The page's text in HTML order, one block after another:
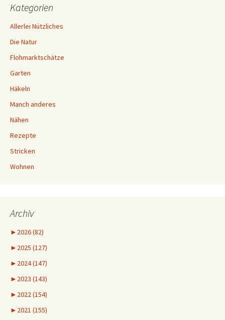
Kategorien
Allerlei Nützliches
Die Natur
Flohmarktschätze
Garten
Häkeln
Manch anderes
Nähen
Rezepte
Stricken
Wohnen
Archiv
► 2026 (82)
► 2025 (127)
► 2024 (147)
► 2023 (143)
► 2022 (154)
► 2021 (155)